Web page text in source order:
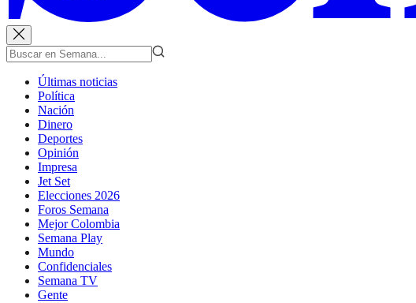
Últimas noticias
Política
Nación
Dinero
Deportes
Opinión
Impresa
Jet Set
Elecciones 2026
Foros Semana
Mejor Colombia
Semana Play
Mundo
Confidenciales
Semana TV
Gente